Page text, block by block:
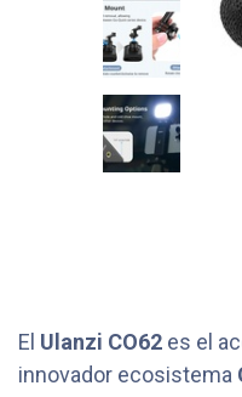
El Ulanzi CO62 es el
innovador ecosistema